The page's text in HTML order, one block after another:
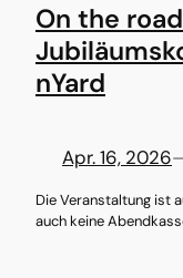
On the
nYard
Apr. 16, 2026
Die Veranstaltung ist
auch keine